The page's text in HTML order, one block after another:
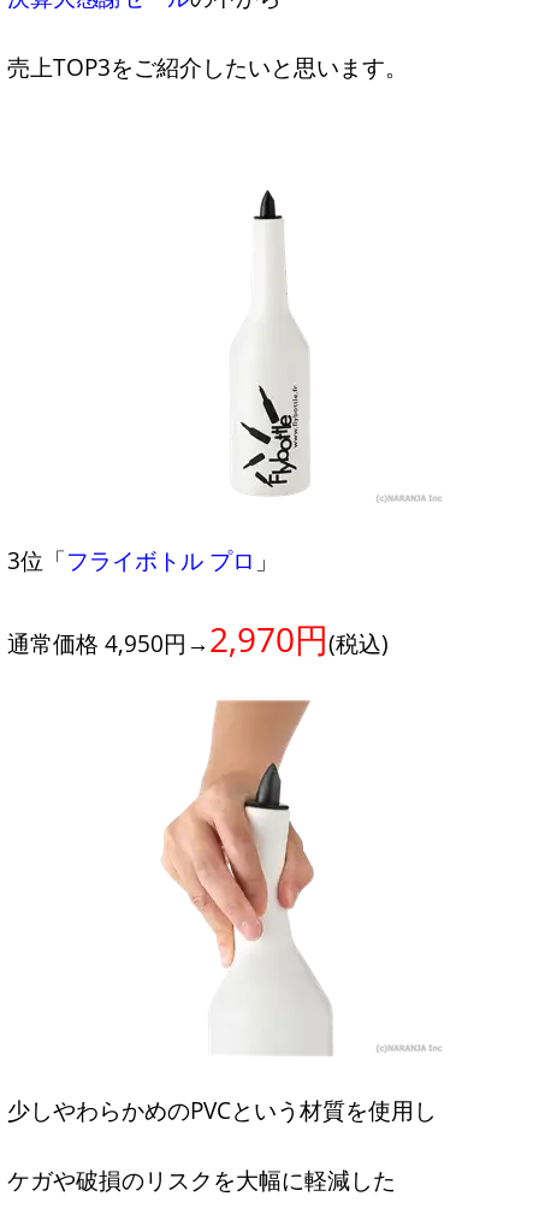
売上TOP3をご紹介したいと思います。
3位「フライボトル プロ 」
通常価格 4,950円→ 2,970円(税込)
少しやわらかめのPVCという材質を使用し
ケガや破損のリスクを大幅に軽減した